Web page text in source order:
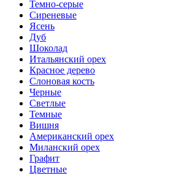
Темно-серые
Сиреневые
Ясень
Дуб
Шоколад
Итальянский орех
Красное дерево
Слоновая кость
Черные
Светлые
Темные
Вишня
Американский орех
Миланский орех
Графит
Цветные